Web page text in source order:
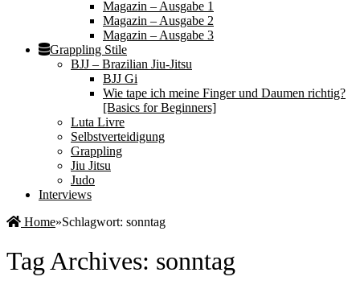
Magazin – Ausgabe 1
Magazin – Ausgabe 2
Magazin – Ausgabe 3
Grappling Stile
BJJ – Brazilian Jiu-Jitsu
BJJ Gi
Wie tape ich meine Finger und Daumen richtig?
[Basics for Beginners]
Luta Livre
Selbstverteidigung
Grappling
Jiu Jitsu
Judo
Interviews
Home»Schlagwort: sonntag
Tag Archives: sonntag